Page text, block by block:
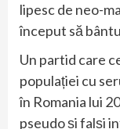
lipesc de neo-
început să
Un partid care
populației cu
în Romania lui
pseudo și falși